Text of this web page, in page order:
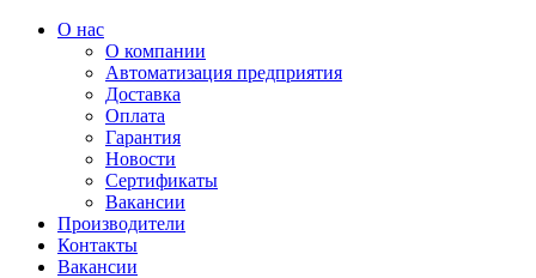
О нас
О компании
Автоматизация предприятия
Доставка
Оплата
Гарантия
Новости
Сертификаты
Вакансии
Производители
Контакты
Вакансии